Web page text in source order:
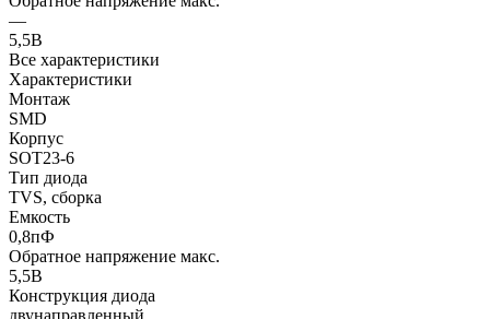
—
5,5В
Все характеристики
Характеристики
Монтаж
SMD
Корпус
SOT23-6
Тип диода
TVS, сборка
Емкость
0,8пФ
Обратное напряжение макс.
5,5В
Конструкция диода
двунаправленный